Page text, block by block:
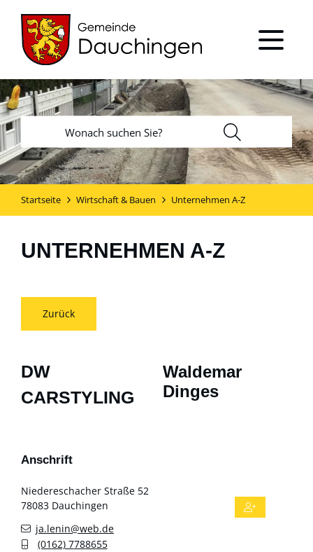
Startseite Wirtschaft & Bauen Unternehmen A-Z
UNTERNEHMEN A-Z
Zurück
DW
CARSTYLING
Waldemar
Dinges
Anschrift
Niedereschacher Straße 52
78083 Dauchingen
ja.lenin@web.de
(0162) 7788655